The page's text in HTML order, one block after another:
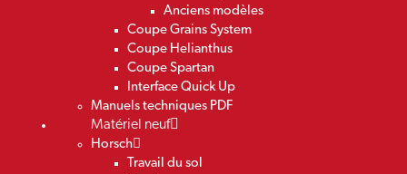
Anciens modèles
Coupe Grains System
Coupe Helianthus
Coupe Spartan
Interface Quick Up
Manuels techniques PDF
Matériel neuf
Horsch
Travail du sol